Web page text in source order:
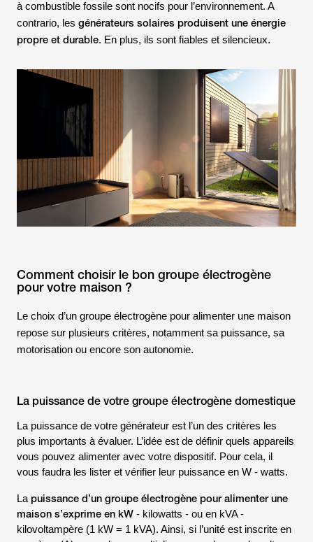
à combustible fossile sont nocifs pour l’environnement. A
contrario, les générateurs solaires produisent une énergie
propre et durable. En plus, ils sont fiables et silencieux.
Comment choisir le bon groupe électrogène
pour votre maison ?
Le choix d’un groupe électrogène pour alimenter une maison
repose sur plusieurs critères, notamment sa puissance, sa
motorisation ou encore son autonomie.
La puissance de votre groupe électrogène domestique
La puissance de votre générateur est l’un des critères les
plus importants à évaluer. L’idée est de définir quels appareils
vous pouvez alimenter avec votre dispositif. Pour cela, il
vous faudra les lister et vérifier leur puissance en W - watts.
La puissance d’un groupe électrogène pour alimenter une
maison s’exprime en kW - kilowatts - ou en kVA -
kilovoltampère (1 kW = 1 kVA). Ainsi, si l’unité est inscrite en